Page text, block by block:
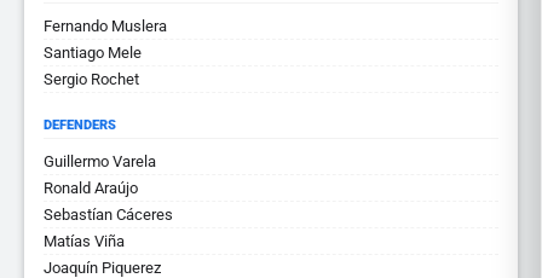
Fernando Muslera
Santiago Mele
Sergio Rochet
DEFENDERS
Guillermo Varela
Ronald Araújo
Sebastían Cáceres
Matías Viña
Joaquín Piquerez